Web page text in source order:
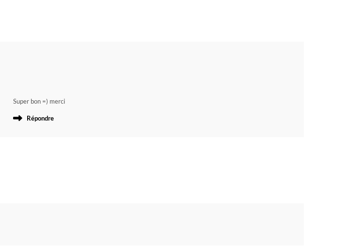
Super bon =) merci
Répondre